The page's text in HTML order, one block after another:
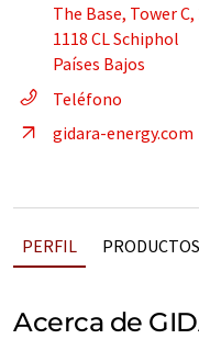
The Base, Tower
1118 CL Schiphol
Países Bajos
Teléfono
gidara-energy.com
PERFIL PRODUCTOS
Acerca de